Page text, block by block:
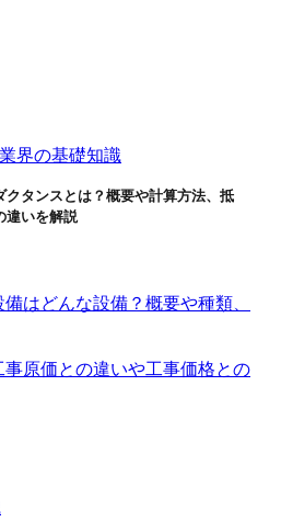
界の基礎知識
クタンスとは？概要や計算方法、抵
違いを解説
はどんな設備？概要や種類、
原価との違いや工事価格との